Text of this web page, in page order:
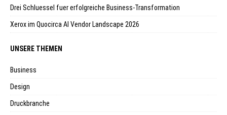
Drei Schluessel fuer erfolgreiche Business-Transformation
Xerox im Quocirca AI Vendor Landscape 2026
UNSERE THEMEN
Business
Design
Druckbranche